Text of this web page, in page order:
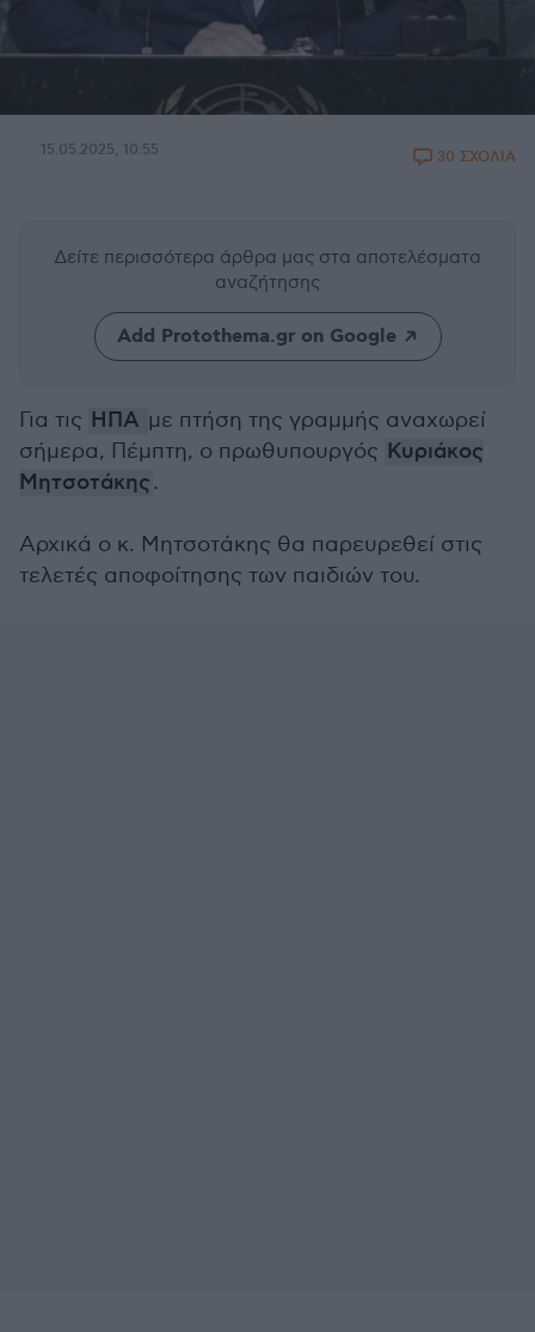
15.05.2025, 10:55 30 ΣΧΟΛΙΑ
Δείτε περισσότερα άρθρα μας στα αποτελέσματα
αναζήτησης
Add Protothema.gr on Google
Για τις ΗΠΑ με πτήση της γραμμής αναχωρεί
σήμερα, Πέμπτη, ο πρωθυπουργός Κυριάκος
Μητσοτάκης.
Αρχικά ο κ. Μητσοτάκης θα παρευρεθεί στις
τελετές αποφοίτησης των παιδιών του.